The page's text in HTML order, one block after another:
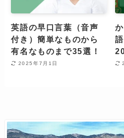
英語の早口言葉（音声
付き）簡単なものから
有名なものまで35選！
2025年7月1日